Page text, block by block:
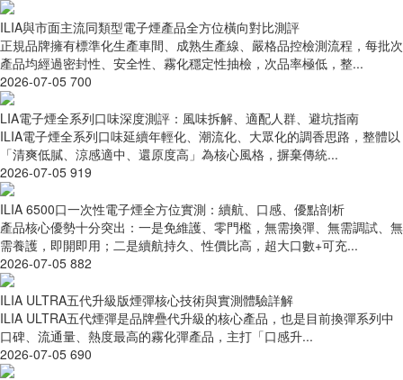
ILIA與市面主流同類型電子煙產品全方位橫向對比測評
正規品牌擁有標準化生產車間、成熟生產線、嚴格品控檢測流程，每批次
產品均經過密封性、安全性、霧化穩定性抽檢，次品率極低，整...
2026-07-05 700
LIA電子煙全系列口味深度測評：風味拆解、適配人群、避坑指南
ILIA電子煙全系列口味延續年輕化、潮流化、大眾化的調香思路，整體以
「清爽低膩、涼感適中、還原度高」為核心風格，摒棄傳統...
2026-07-05 919
ILIA 6500口一次性電子煙全方位實測：續航、口感、優點剖析
產品核心優勢十分突出：一是免維護、零門檻，無需換彈、無需調試、無
需養護，即開即用；二是續航持久、性價比高，超大口數+可充...
2026-07-05 882
ILIA ULTRA五代升級版煙彈核心技術與實測體驗詳解
ILIA ULTRA五代煙彈是品牌疊代升級的核心產品，也是目前換彈系列中
口碑、流通量、熱度最高的霧化彈產品，主打「口感升...
2026-07-05 690